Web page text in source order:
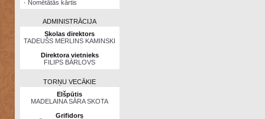
· Nomētātās kārtis
ADMINISTRĀCIJA
Skolas direktors
TADEUŠS MERLINS KAMINSKI
Direktora vietnieks
FILIPS BĀRLOVS
TORŅU VECĀKIE
Elšpūtis
MADELAINA SĀRA SKOTA
Grifidors